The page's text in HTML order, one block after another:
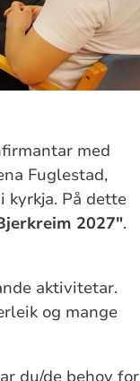
med
Fuglestad,
kyrkja. På dette
2027".
aktivitetar.
og mange
du/de behov for